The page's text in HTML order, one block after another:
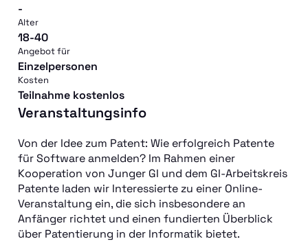
-
Alter
18-40
Angebot für
Einzelpersonen
Kosten
Teilnahme kostenlos
Veranstaltungsinfo
Von der Idee zum Patent: Wie erfolgreich Patente
für Software anmelden? Im Rahmen einer
Kooperation von Junger GI und dem GI-Arbeitskreis
Patente laden wir Interessierte zu einer Online-
Veranstaltung ein, die sich insbesondere an
Anfänger richtet und einen fundierten Überblick
über Patentierung in der Informatik bietet.